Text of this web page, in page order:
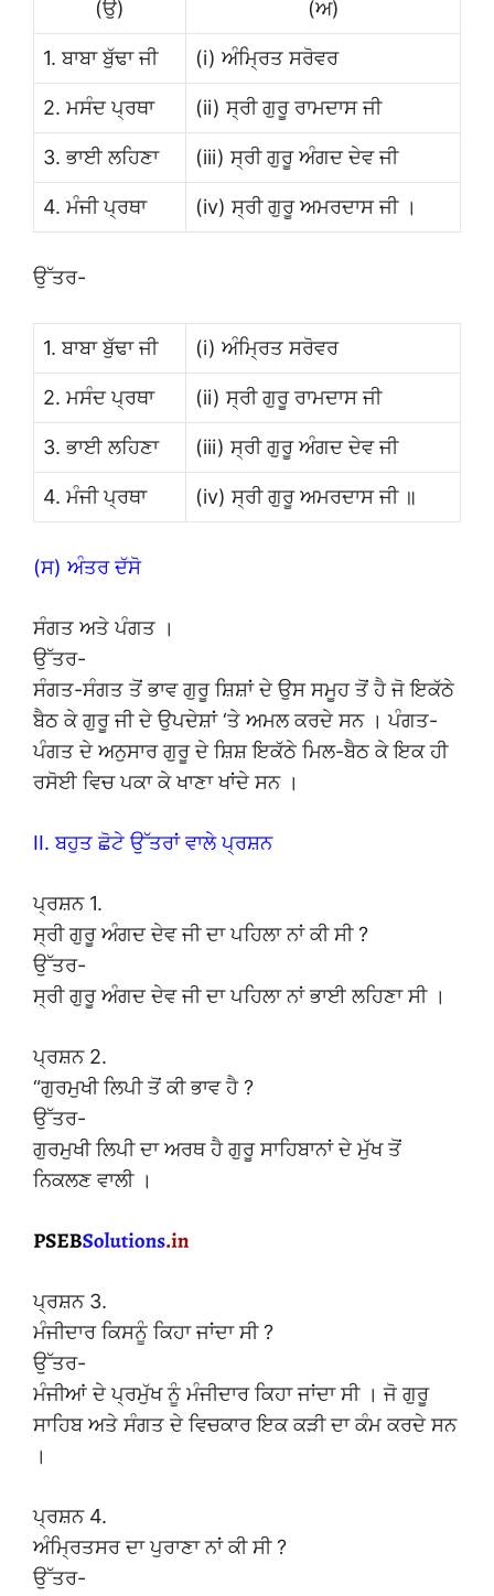
(ਉ) (ਅ)
1. ਬਾਬਾ ਬੁੱਢਾ ਜੀ (i) ਅੰਮ੍ਰਿਤ ਸਰੋਵਰ
2. ਮਸੰਦ ਪ੍ਰਥਾ (ii) ਸ੍ਰੀ ਗੁਰੂ ਰਾਮਦਾਸ ਜੀ
3. ਭਾਈ ਲਹਿਣਾ (iii) ਸ੍ਰੀ ਗੁਰੂ ਅੰਗਦ ਦੇਵ ਜੀ
4. ਮੰਜੀ ਪ੍ਰਥਾ (iv) ਸ੍ਰੀ ਗੁਰੂ ਅਮਰਦਾਸ ਜੀ ।
ਉੱਤਰ-
1. ਬਾਬਾ ਬੁੱਢਾ ਜੀ (i) ਅੰਮ੍ਰਿਤ ਸਰੋਵਰ
2. ਮਸੰਦ ਪ੍ਰਥਾ (ii) ਸ੍ਰੀ ਗੁਰੂ ਰਾਮਦਾਸ ਜੀ
3. ਭਾਈ ਲਹਿਣਾ (iii) ਸ੍ਰੀ ਗੁਰੂ ਅੰਗਦ ਦੇਵ ਜੀ
4. ਮੰਜੀ ਪ੍ਰਥਾ (iv) ਸ੍ਰੀ ਗੁਰੂ ਅਮਰਦਾਸ ਜੀ ॥
(ਸ) ਅੰਤਰ ਦੱਸੋ
ਸੰਗਤ ਅਤੇ ਪੰਗਤ ।
ਉੱਤਰ-
ਸੰਗਤ-ਸੰਗਤ ਤੋਂ ਭਾਵ ਗੁਰੂ ਸ਼ਿਸ਼ਾਂ ਦੇ ਉਸ ਸਮੂਹ ਤੋਂ ਹੈ ਜੋ ਇਕੱਠੇ
ਬੈਠ ਕੇ ਗੁਰੂ ਜੀ ਦੇ ਉਪਦੇਸ਼ਾਂ ‘ਤੇ ਅਮਲ ਕਰਦੇ ਸਨ । ਪੰਗਤ-
ਪੰਗਤ ਦੇ ਅਨੁਸਾਰ ਗੁਰੂ ਦੇ ਸ਼ਿਸ਼ ਇਕੱਠੇ ਮਿਲ-ਬੈਠ ਕੇ ਇਕ ਹੀ
ਰਸੋਈ ਵਿਚ ਪਕਾ ਕੇ ਖਾਣਾ ਖਾਂਦੇ ਸਨ ।
II. ਬਹੁਤ ਛੋਟੇ ਉੱਤਰਾਂ ਵਾਲੇ ਪ੍ਰਸ਼ਨ
ਪ੍ਰਸ਼ਨ 1.
ਸ੍ਰੀ ਗੁਰੂ ਅੰਗਦ ਦੇਵ ਜੀ ਦਾ ਪਹਿਲਾ ਨਾਂ ਕੀ ਸੀ ?
ਉੱਤਰ-
ਸ੍ਰੀ ਗੁਰੂ ਅੰਗਦ ਦੇਵ ਜੀ ਦਾ ਪਹਿਲਾ ਨਾਂ ਭਾਈ ਲਹਿਣਾ ਸੀ ।
ਪ੍ਰਸ਼ਨ 2.
“ਗੁਰਮੁਖੀ ਲਿਪੀ ਤੋਂ ਕੀ ਭਾਵ ਹੈ ?
ਉੱਤਰ-
ਗੁਰਮੁਖੀ ਲਿਪੀ ਦਾ ਅਰਥ ਹੈ ਗੁਰੂ ਸਾਹਿਬਾਨਾਂ ਦੇ ਮੁੱਖ ਤੋਂ
ਨਿਕਲਣ ਵਾਲੀ ।
ਪ੍ਰਸ਼ਨ 3.
ਮੰਜੀਦਾਰ ਕਿਸਨੂੰ ਕਿਹਾ ਜਾਂਦਾ ਸੀ ?
ਉੱਤਰ-
ਮੰਜੀਆਂ ਦੇ ਪ੍ਰਮੁੱਖ ਨੂੰ ਮੰਜੀਦਾਰ ਕਿਹਾ ਜਾਂਦਾ ਸੀ । ਜੋ ਗੁਰੂ
ਸਾਹਿਬ ਅਤੇ ਸੰਗਤ ਦੇ ਵਿਚਕਾਰ ਇਕ ਕੜੀ ਦਾ ਕੰਮ ਕਰਦੇ ਸਨ
।
ਪ੍ਰਸ਼ਨ 4.
ਅੰਮ੍ਰਿਤਸਰ ਦਾ ਪੁਰਾਣਾ ਨਾਂ ਕੀ ਸੀ ?
ਉੱਤਰ-